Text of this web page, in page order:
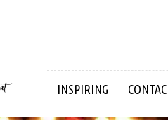
INSPIRING